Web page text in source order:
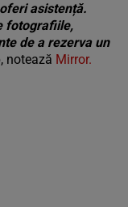
asistență.
fotografiile,
de a rezerva un
notează Mirror.